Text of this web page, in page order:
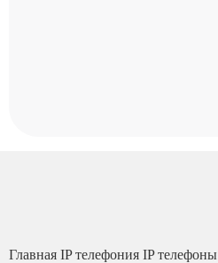
Главная IP телефония IP телефоны